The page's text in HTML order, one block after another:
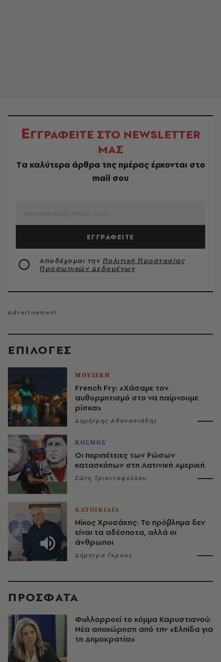
EΠΙΛΟΓΈΣ
ΜΟΥΣΙΚΗ
French Fry: «Χάσαμε τον
αυθορμητισμό στο να παίρνουμε
ρίσκα»
Δημήτρης Αθανασιάδης
ΚΟΣΜΟΣ
Οι περιπέτειες των Ρώσων
κατασκόπων στη Λατινική Αμερική
Σώτη Τριανταφύλλου
ΚΑΤΟΙΚΙΔΙΑ
Νίκος Χρυσάκης: Το πρόβλημα δεν
είναι τα αδέσποτα, αλλά οι
άνθρωποι
Δήμητρα Γκρους
ΕΓΓΡΑΦΕΙΤΕ ΣΤΟ NEWSLETTER
ΜΑΣ
Tα καλύτερα άρθρα της ημέρας έρχονται στο
mail σου
ΕΓΓΡΑΦΕΙΤΕ
Αποδέχομαι την Πολιτική Προστασίας
Προσωπικών Δεδομένων
ΠΡΟΣΦΑΤΑ
Φυλλορροεί το κόμμα Καρυστιανού:
Νέα αποχώρηση από την «Ελπίδα για
τη Δημοκρατία»